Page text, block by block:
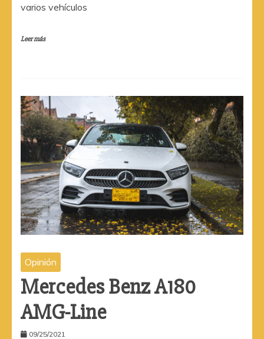
varios vehículos
Leer más
Opinión
Mercedes Benz A180
AMG-Line
09/25/2021